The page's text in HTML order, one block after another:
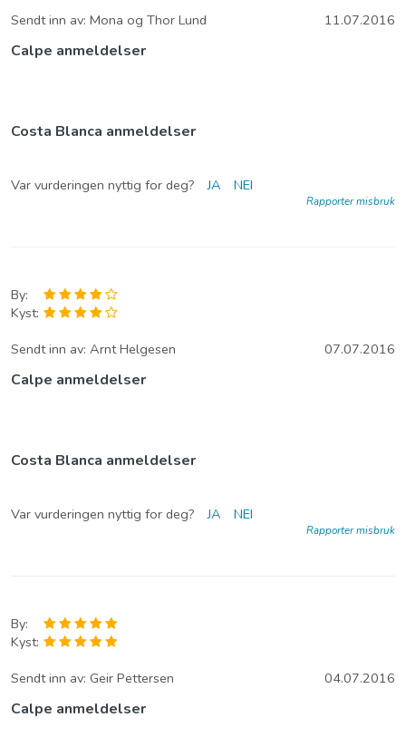
Sendt inn av: Mona og Thor Lund 11.07.2016
Calpe anmeldelser
Costa Blanca anmeldelser
Var vurderingen nyttig for deg? JA NEI
Rapporter misbruk
By:
Kyst:
Sendt inn av: Arnt Helgesen 07.07.2016
Calpe anmeldelser
Costa Blanca anmeldelser
Var vurderingen nyttig for deg? JA NEI
Rapporter misbruk
By:
Kyst:
Sendt inn av: Geir Pettersen 04.07.2016
Calpe anmeldelser